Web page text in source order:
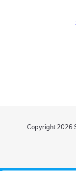
Copyright 2026